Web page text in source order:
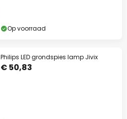
Op voorraad
Philips LED grondspies lamp Jivix
€ 50,83